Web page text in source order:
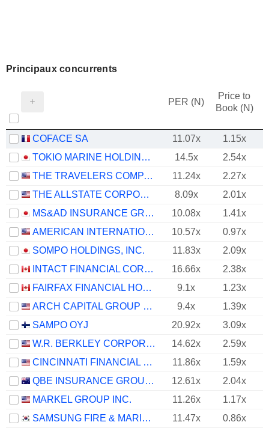
Principaux concurrents
PER (N)
Price to
Book (N)
COFACE SA 11.07x
1.15x
TOKIO MARINE HOLDINGS, INC.
14.5x
2.54x
THE TRAVELERS COMPANIES, INC.
11.24x
2.27x
THE ALLSTATE CORPORATION
8.09x
2.01x
MS&AD INSURANCE GROUP HOLDINGS, INC.
10.08x
1.41x
AMERICAN INTERNATIONAL GROUP, INC.
10.57x
0.97x
SOMPO HOLDINGS, INC.
11.83x
2.09x
INTACT FINANCIAL CORPORATION
16.66x
2.38x
FAIRFAX FINANCIAL HOLDINGS LIMITED
9.1x
1.23x
ARCH CAPITAL GROUP LTD.
9.4x
1.39x
SAMPO OYJ
20.92x
3.09x
W.R. BERKLEY CORPORATION
14.62x
2.59x
CINCINNATI FINANCIAL CORPORATION
11.86x
1.59x
QBE INSURANCE GROUP LIMITED
12.61x
2.04x
MARKEL GROUP INC.
11.26x
1.17x
SAMSUNG FIRE & MARINE INSURANCE CO., LTD.
11.47x
0.86x